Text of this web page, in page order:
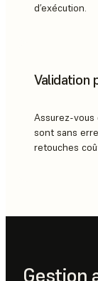
d’exécution.
Validation
Assurez-vous
sont sans
retouches
Gestion